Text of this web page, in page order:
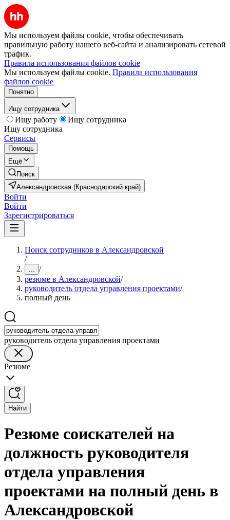
Мы используем файлы cookie, чтобы обеспечивать
правильную работу нашего веб-сайта и анализировать сетевой
трафик.
Правила использования файлов cookie
Мы используем файлы cookie. Правила использования
файлов cookie
Понятно
Ищу сотрудника
Ищу работу
Ищу сотрудника
Ищу сотрудника
Сервисы
Помощь
Ещё
Поиск
Александровская (Краснодарский край)
Войти
Войти
Зарегистрироваться
Поиск сотрудников в Александровской
/
... /
резюме в Александровской/
руководитель отдела управления проектами/
полный день
руководитель отдела управления проектами
Резюме
Найти
Резюме соискателей на
должность руководителя
отдела управления
проектами на полный день в
Александровской